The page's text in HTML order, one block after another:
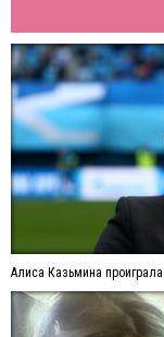
Алиса Казьмина